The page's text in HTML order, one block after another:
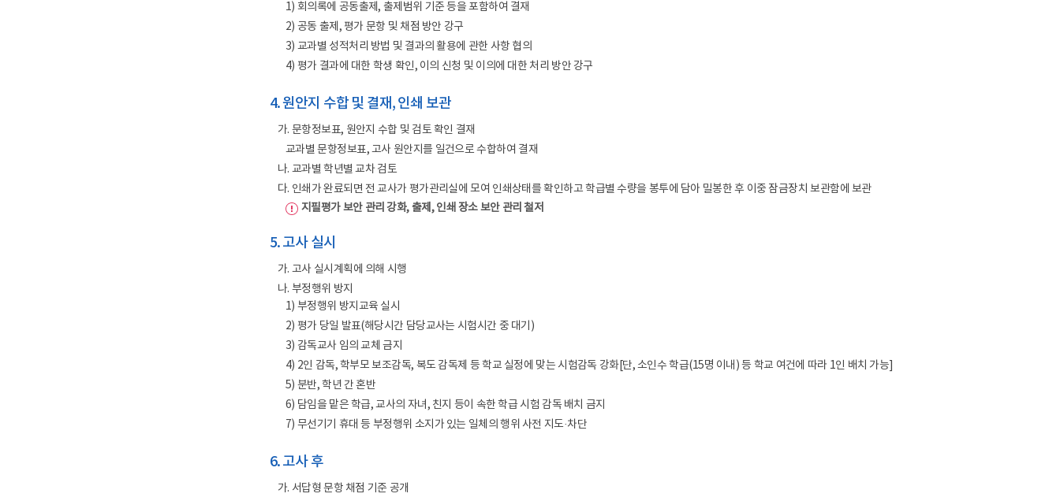
1) 회의록에 공동출제, 출제범위 기준 등을 포함하여 결재
2) 공동 출제, 평가 문항 및 채점 방안 강구
3) 교과별 성적처리 방법 및 결과의 활용에 관한 사항 협의
4) 평가 결과에 대한 학생 확인, 이의 신청 및 이의에 대한 처리 방안 강구
4. 원안지 수합 및 결재, 인쇄 보관
가. 문항정보표, 원안지 수합 및 검토 확인 결재
교과별 문항정보표, 고사 원안지를 일건으로 수합하여 결재
나. 교과별 학년별 교차 검토
다. 인쇄가 완료되면 전 교사가 평가관리실에 모여 인쇄상태를 확인하고 학급별 수량을 봉투에 담아 밀봉한 후 이중 잠금장치 보관함에 보관
지필평가 보안 관리 강화, 출제, 인쇄 장소 보안 관리 철저
5. 고사 실시
가. 고사 실시계획에 의해 시행
나. 부정행위 방지
1) 부정행위 방지교육 실시
2) 평가 당일 발표(해당시간 담당교사는 시험시간 중 대기)
3) 감독교사 임의 교체 금지
4) 2인 감독, 학부모 보조감독, 복도 감독제 등 학교 실정에 맞는 시험감독 강화[단, 소인수 학급(15명 이내) 등 학교 여건에 따라 1인 배치 가능]
5) 분반, 학년 간 혼반
6) 담임을 맡은 학급, 교사의 자녀, 친지 등이 속한 학급 시험 감독 배치 금지
7) 무선기기 휴대 등 부정행위 소지가 있는 일체의 행위 사전 지도·차단
6. 고사 후
가. 서답형 문항 채점 기준 공개